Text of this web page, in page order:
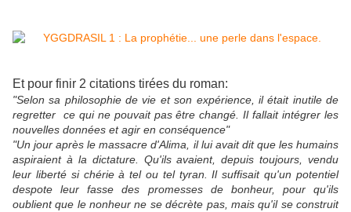
Et pour finir 2 citations tirées du roman:
"Selon sa philosophie de vie et son expérience, il était inutile de
regretter ce qui ne pouvait pas être changé. Il fallait intégrer les
nouvelles données et agir en conséquence"
"Un jour après le massacre d'Alima, il lui avait dit que les humains
aspiraient à la dictature. Qu'ils avaient, depuis toujours, vendu
leur liberté si chérie à tel ou tel tyran. Il suffisait qu'un potentiel
despote leur fasse des promesses de bonheur, pour qu'ils
oublient que le nonheur ne se décrète pas, mais qu'il se construit